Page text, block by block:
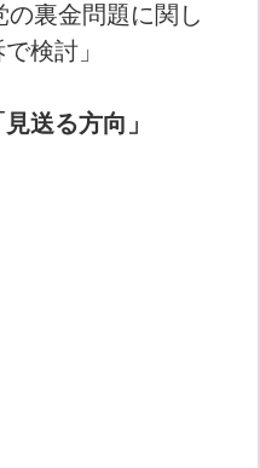
裏金問題に関し
検討」
見送る方向」